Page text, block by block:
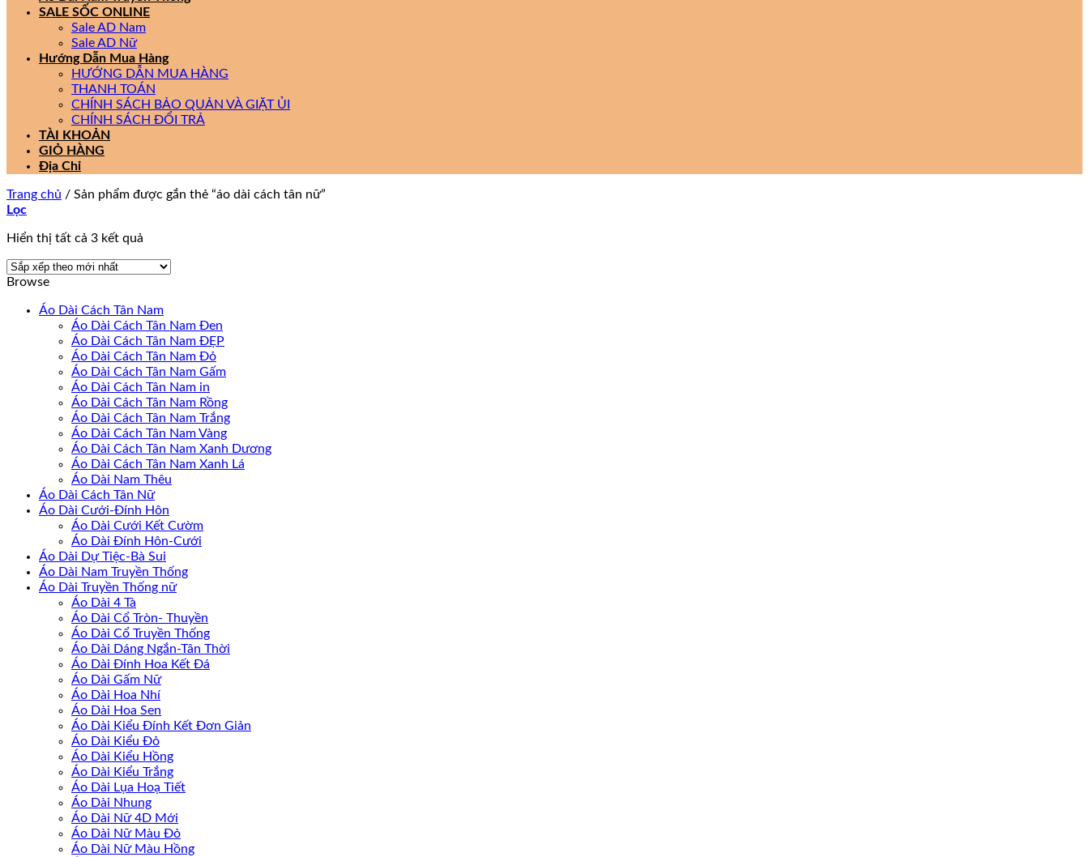
SALE SỐC ONLINE
Sale AD Nam
Sale AD Nữ
Hướng Dẫn Mua Hàng
HƯỚNG DẪN MUA HÀNG
THANH TOÁN
CHÍNH SÁCH BẢO QUẢN VÀ GIẶT ỦI
CHÍNH SÁCH ĐỔI TRẢ
TÀI KHOẢN
GIỎ HÀNG
Địa Chỉ
Trang chủ / Sản phẩm được gắn thẻ “áo dài cách tân nữ”
Lọc
Hiển thị tất cả 3 kết quả
xếp
nhất
Browse
Áo Dài Cách Tân Nam
Áo Dài Cách Tân Nam Đen
Áo Dài Cách Tân Nam ĐẸP
Áo Dài Cách Tân Nam Đỏ
Áo Dài Cách Tân Nam Gấm
Áo Dài Cách Tân Nam in
Áo Dài Cách Tân Nam Rồng
Áo Dài Cách Tân Nam Trắng
Áo Dài Cách Tân Nam Vàng
Áo Dài Cách Tân Nam Xanh Dương
Áo Dài Cách Tân Nam Xanh Lá
Áo Dài Nam Thêu
Áo Dài Cách Tân Nữ
Áo Dài Cưới-Đính Hôn
Áo Dài Cưới Kết Cườm
Áo Dài Đính Hôn-Cưới
Áo Dài Dự Tiệc-Bà Sui
Áo Dài Nam Truyền Thống
Áo Dài Truyền Thống nữ
Áo Dài 4 Tà
Áo Dài Cổ Tròn- Thuyền
Áo Dài Cổ Truyền Thống
Áo Dài Dáng Ngắn-Tân Thời
Áo Dài Đính Hoa Kết Đá
Áo Dài Gấm Nữ
Áo Dài Hoa Nhí
Áo Dài Hoa Sen
Áo Dài Kiểu Đính Kết Đơn Giản
Áo Dài Kiểu Đỏ
Áo Dài Kiểu Hồng
Áo Dài Kiểu Trắng
Áo Dài Lụa Hoạ Tiết
Áo Dài Nhung
Áo Dài Nữ 4D Mới
Áo Dài Nữ Màu Đỏ
Áo Dài Nữ Màu Hồng